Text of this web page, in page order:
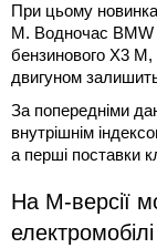
При цьому
M. Водночас BMW
бензинового X3
двигуном
За попередніми
внутрішнім
а перші поставки
На M-версії
електромобілі